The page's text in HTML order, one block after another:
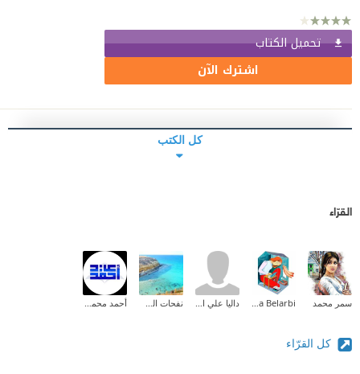
تحميل الكتاب
اشترك الآن
كل الكتب
القرّاء
سمر محمد
كل القرّاء